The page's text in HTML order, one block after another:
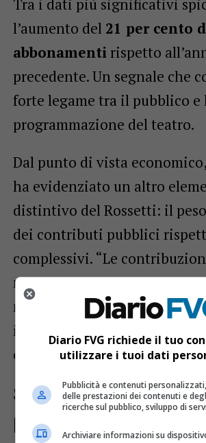
Tra i dati più significativi
l’aumento del 21 per cento
abbonamentirispetto
precedente. Un segnale che
forte legame tra il pubblico e
programmazione del teatro.
Dal punto di vista
ha evidenziato un altro
distintivo del Rossetti: il
dei contributi pubblici
complessivi. “Le
rappresentano circa il20
mentre l’
80 per cento
incassi propri
esattamente il contrario”, ha
Successo artistico tra
produzioni e grandi
Diario FVG richiede il tuo
utilizzare i tuoi dati
Pubblicità e contenuti
delle prestazioni dei contenuti e
ricerche sul pubblico, sviluppo di
Archiviare informazioni su